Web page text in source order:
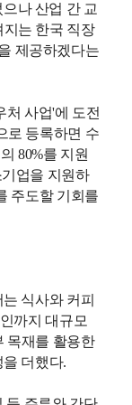
나 산업 간 교
는 한국 직장
제공하겠다는
처 사업'에 도전
로 등록하면 수
80%를 지원
업을 지원하
주도할 기회를
식사와 커피
까지 대규모
목재를 활용한
더했다.